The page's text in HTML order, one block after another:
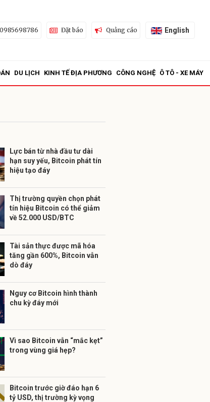
0985698786 Đặt báo Quảng cáo English
DU LỊCH KINH TẾ ĐỊA PHƯƠNG CÔNG NGHỆ Ô TÔ - XE MÁY
Lực bán từ nhà đầu tư dài
hạn suy yếu, Bitcoin phát tín
hiệu tạo đáy
Thị trường quyền chọn phát
tín hiệu Bitcoin có thể giảm
về 52.000 USD/BTC
Tài sản thực được mã hóa
tăng gần 600%, Bitcoin vẫn
dò đáy
Nguy cơ Bitcoin hình thành
chu kỳ đáy mới
Vì sao Bitcoin vẫn “mắc kẹt”
trong vùng giá hẹp?
Bitcoin trước giờ đáo hạn 6
tỷ USD, thị trường kỳ vọng